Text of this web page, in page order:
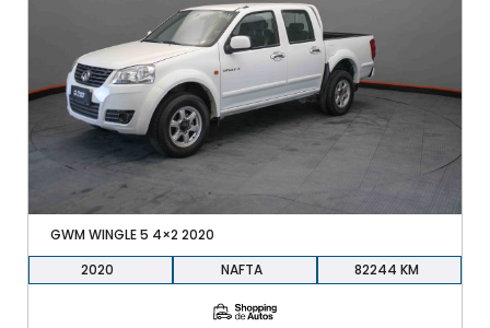
GWM WINGLE 5 4×2 2020
2020
NAFTA 82244